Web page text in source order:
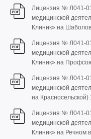
Лицензия № Л041-
медицинской
Клиник» на
Лицензия № Л041-
медицинской
Клиник» на
Лицензия № Л041-
медицинской
на Красносельской)
Лицензия № Л041-
медицинской
Клиник» на Речном